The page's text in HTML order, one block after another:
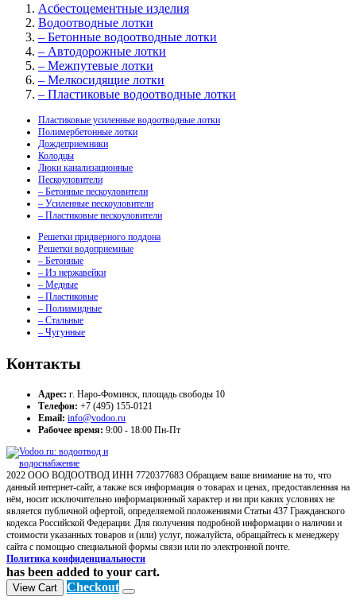
Асбестоцементные изделия
Водоотводные лотки
– Бетонные водоотводные лотки
– Автодорожные лотки
– Межпутевые лотки
– Мелкосидящие лотки
– Пластиковые водоотводные лотки
Пластиковые усиленные водоотводные лотки
Полимербетонные лотки
Дождеприемники
Колодцы
Люки канализационные
Пескоуловители
– Бетонные пескоуловители
– Усиленные пескоуловители
– Пластиковые пескоуловители
Решетки придверного поддона
Решетки водоприемные
– Бетонные
– Из нержавейки
– Медные
– Пластиковые
– Полиамидные
– Стальные
– Чугунные
Контакты
Адрес: г. Наро-Фоминск, площадь свободы 10
Телефон: +7 (495) 155-0121
Email: info@vodoo.ru
Рабочее время: 9:00 - 18:00 Пн-Пт
2022 ООО ВОДООТВОД ИНН 7720377683 Обращаем ваше внимание на то, что
данный интернет-сайт, а также вся информация о товарах и ценах, предоставленная на
нём, носит исключительно информационный характер и ни при каких условиях не
является публичной офертой, определяемой положениями Статьи 437 Гражданского
кодекса Российской Федерации. Для получения подробной информации о наличии и
стоимости указанных товаров и (или) услуг, пожалуйста, обращайтесь к менеджеру
сайта с помощью специальной формы связи или по электронной почте.
Политика конфиденциальности
has been added to your cart.
View Cart Checkout